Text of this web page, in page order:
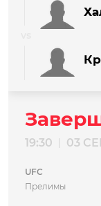
19:30 03
UFC
Прелимы